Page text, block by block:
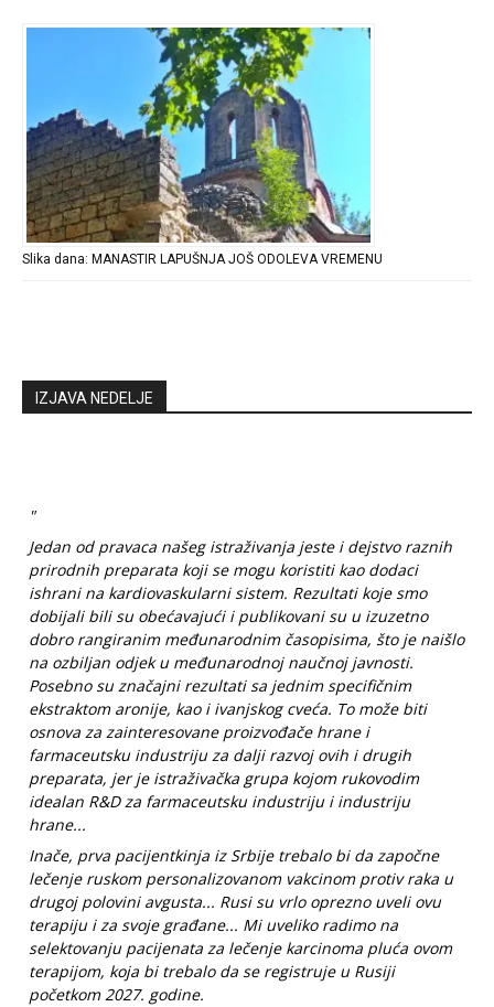
Slika dana: MANASTIR LAPUŠNJA JOŠ ODOLEVA VREMENU
IZJAVA NEDELJE
"
Jedan od pravaca našeg istraživanja jeste i dejstvo raznih
prirodnih preparata koji se mogu koristiti kao dodaci
ishrani na kardiovaskularni sistem. Rezultati koje smo
dobijali bili su obećavajući i publikovani su u izuzetno
dobro rangiranim međunarodnim časopisima, što je naišlo
na ozbiljan odjek u međunarodnoj naučnoj javnosti.
Posebno su značajni rezultati sa jednim specifičnim
ekstraktom aronije, kao i ivanjskog cveća. To može biti
osnova za zainteresovane proizvođače hrane i
farmaceutsku industriju za dalji razvoj ovih i drugih
preparata, jer je istraživačka grupa kojom rukovodim
idealan R&D za farmaceutsku industriju i industriju
hrane...
Inače, prva pacijentkinja iz Srbije trebalo bi da započne
lečenje ruskom personalizovanom vakcinom protiv raka u
drugoj polovini avgusta... Rusi su vrlo oprezno uveli ovu
terapiju i za svoje građane... Mi uveliko radimo na
selektovanju pacijenata za lečenje karcinoma pluća ovom
terapijom, koja bi trebalo da se registruje u Rusiji
početkom 2027. godine.